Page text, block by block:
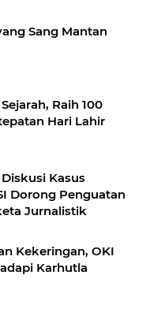
Sang Mantan
Raih 100
Hari Lahir
Kasus
Dorong Penguatan
Jurnalistik
Kekeringan, OKI
Karhutla